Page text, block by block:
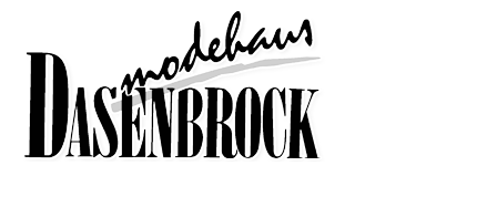
Hauptinhalt springen
Zur Hauptnavigation springen